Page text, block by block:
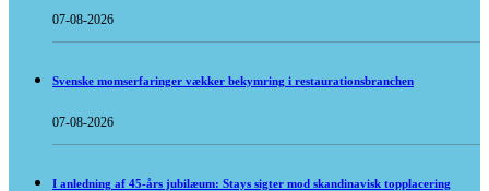
07-08-2026
Svenske momserfaringer vækker bekymring i restaurationsbranchen
07-08-2026
I anledning af 45-års jubilæum: Stays sigter mod skandinavisk topplacering